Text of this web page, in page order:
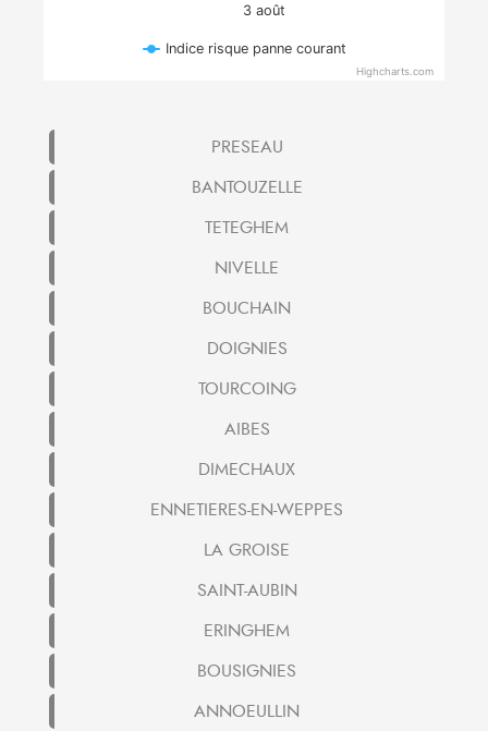
3 août
Indice risque panne courant
Highcharts.com
PRESEAU
BANTOUZELLE
TETEGHEM
NIVELLE
BOUCHAIN
DOIGNIES
TOURCOING
AIBES
DIMECHAUX
ENNETIERES-EN-WEPPES
LA GROISE
SAINT-AUBIN
ERINGHEM
BOUSIGNIES
ANNOEULLIN